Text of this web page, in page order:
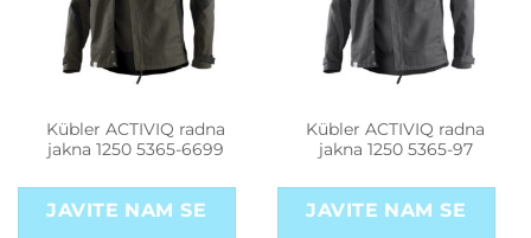
Kübler ACTIVIQ radna
jakna 1250 5365-6699
JAVITE NAM SE
Kübler ACTIVIQ radna
jakna 1250 5365-97
JAVITE NAM SE